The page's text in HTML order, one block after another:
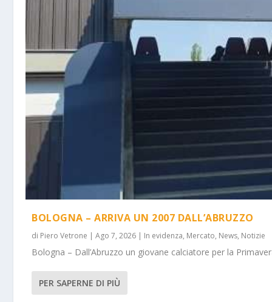
BOLOGNA – ARRIVA UN 2007 DALL’ABRUZZO
di Piero Vetrone |Ago 7, 2026 | In evidenza, Mercato, News, Notizie
Bologna – Dall’Abruzzo un giovane calciatore per la
PER SAPERNE DI PIÙ